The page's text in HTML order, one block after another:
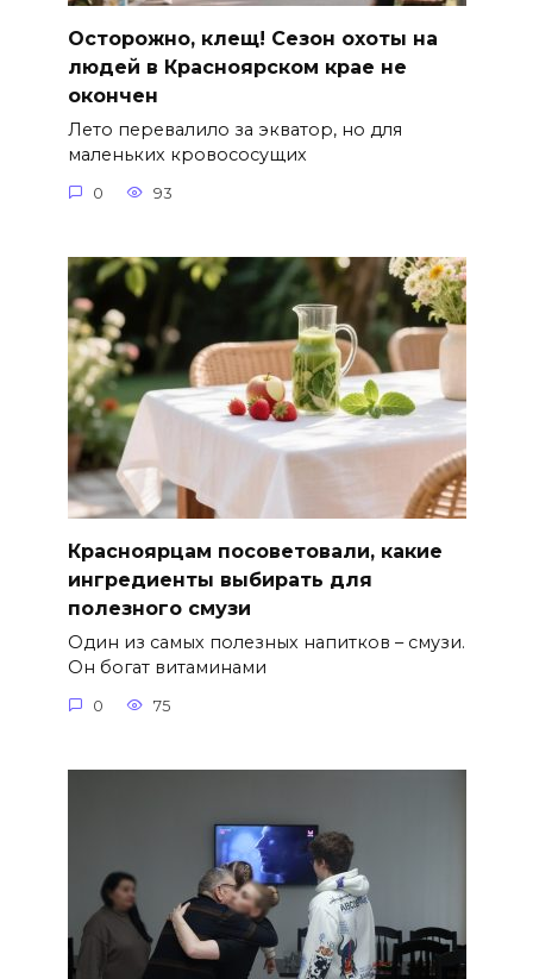
Осторожно, клещ! Сезон охоты на
людей в Красноярском крае не
окончен
Лето перевалило за экватор, но для
маленьких кровососущих
0 93
Красноярцам посоветовали, какие
ингредиенты выбирать для
полезного смузи
Один из самых полезных напитков – смузи.
Он богат витаминами
0 75